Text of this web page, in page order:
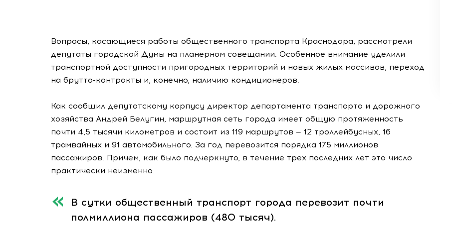
Вопросы, касающиеся работы общественного транспорта Краснодара, рассмотрели
депутаты городской Думы на планерном совещании. Особенное внимание уделили
транспортной доступности пригородных территорий и новых жилых массивов, переход
на брутто-контракты и, конечно, наличию кондиционеров.
Как сообщил депутатскому корпусу директор департамента транспорта и дорожного
хозяйства Андрей Белугин, маршрутная сеть города имеет общую протяженность
почти 4,5 тысячи километров и состоит из 119 маршрутов — 12 троллейбусных, 16
трамвайных и 91 автомобильного. За год перевозится порядка 175 миллионов
пассажиров. Причем, как было подчеркнуто, в течение трех последних лет это число
практически неизменно.
В сутки общественный транспорт города перевозит почти
полмиллиона пассажиров (480 тысяч).